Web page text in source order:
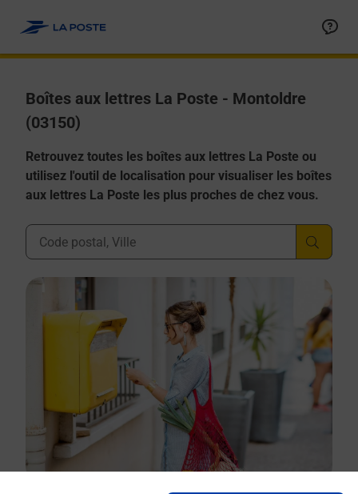
Boîtes aux lettres La Poste - Montoldre
(03150)
Retrouvez toutes les boîtes aux lettres La Poste ou
utilisez l'outil de localisation pour visualiser les boîtes
aux lettres La Poste les plus proches de chez vous.
Ville, Département, Code Postal